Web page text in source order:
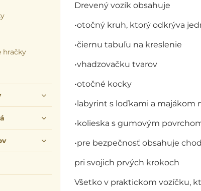
Drevený vozík obsahuje
•otočný kruh, ktorý odkrýva
•čiernu tabuľu na kreslenie
•vhadzovačku tvarov
•otočné kocky
•labyrint s loďkami a majákom
•kolieska s gumovým
•pre bezpečnosť obsahuje
pri svojich prvých krokoch
Všetko v praktickom vozíčku,
hračky